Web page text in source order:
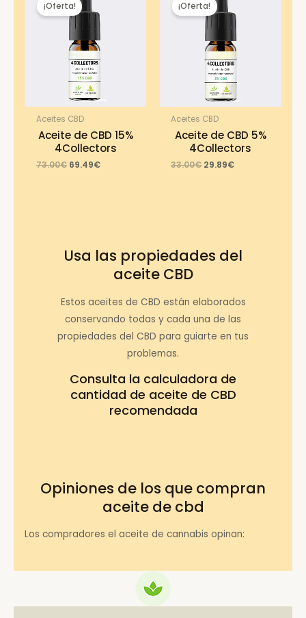
¡Oferta!
Aceites CBD
Aceite de CBD 15%
4Collectors
73.00€ Original
69.49€Current
¡Oferta!
Aceites CBD
Aceite de CBD 5%
4Collectors
33.00€ Original
29.89€Current
Usa las propiedades del
aceite CBD
Estos aceites de CBD están elaborados
conservando todas y cada una de las
propiedades del CBD para guiarte en tus
problemas.
Consulta la calculadora de
cantidad de aceite de CBD
recomendada
Opiniones de los que compran
aceite de cbd
Los compradores el aceite de cannabis opinan: